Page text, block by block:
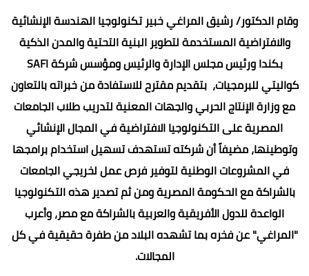
وقام الدكتور/ رشيق المراغي خبير تكنولوجيا الهندسة الإنشائية
والافتراضية المستخدمة لتطوير البنية التحتية والمدن الذكية
بكندا ورئيس مجلس الإدارة والرئيس ومؤسس شركة SAFI
كواليتي للبرمجيات، بتقديم مقترح للاستفادة من خبراته بالتعاون
مع وزارة الإنتاج الحربي والجهات المعنية لتدريب طلاب الجامعات
المصرية على التكنولوجيا الافتراضية في المجال الإنشائي
وتوطينها، مضيفاً أن شركته تستهدف تسهيل استخدام برامجها
في المشروعات الوطنية لتوفير فرص عمل لخريجي الجامعات
بالشراكة مع الحكومة المصرية ومن ثم تصدير هذه التكنولوجيا
الواعدة للدول الأفريقية والعربية بالشراكة مع مصر، وأعرب
"المراغي" عن فخره بما تشهده البلاد من طفرة حقيقية في كل
المجالات.